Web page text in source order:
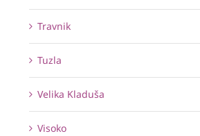
Travnik
Tuzla
Velika Kladuša
Visoko